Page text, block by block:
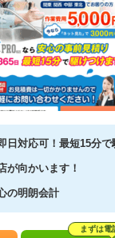
日対応可！最短15分
が向かいます！
の明朗会計
まずは電